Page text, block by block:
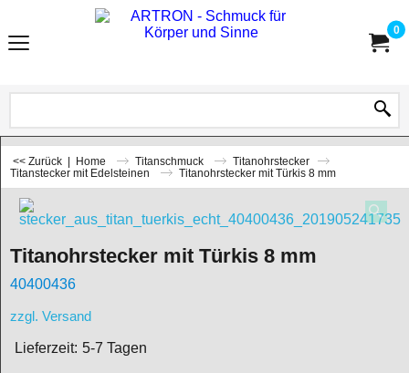
0
<< Zurück | Home Titanschmuck
Titanohrstecker
Titanstecker mit Edelsteinen
Titanohrstecker mit Türkis 8 mm
Titanohrstecker mit Türkis 8 mm
40400436
zzgl. Versand
Lieferzeit: 5-7 Tagen